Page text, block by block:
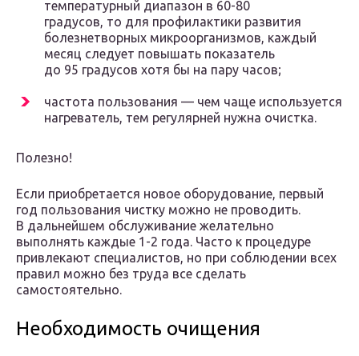
температурный диапазон в 60-80
градусов, то для профилактики развития
болезнетворных микроорганизмов, каждый
месяц следует повышать показатель
до 95 градусов хотя бы на пару часов;
частота пользования — чем чаще используется
нагреватель, тем регулярней нужна очистка.
Полезно!
Если приобретается новое оборудование, первый
год пользования чистку можно не проводить.
В дальнейшем обслуживание желательно
выполнять каждые 1-2 года. Часто к процедуре
привлекают специалистов, но при соблюдении всех
правил можно без труда все сделать
самостоятельно.
Необходимость очищения